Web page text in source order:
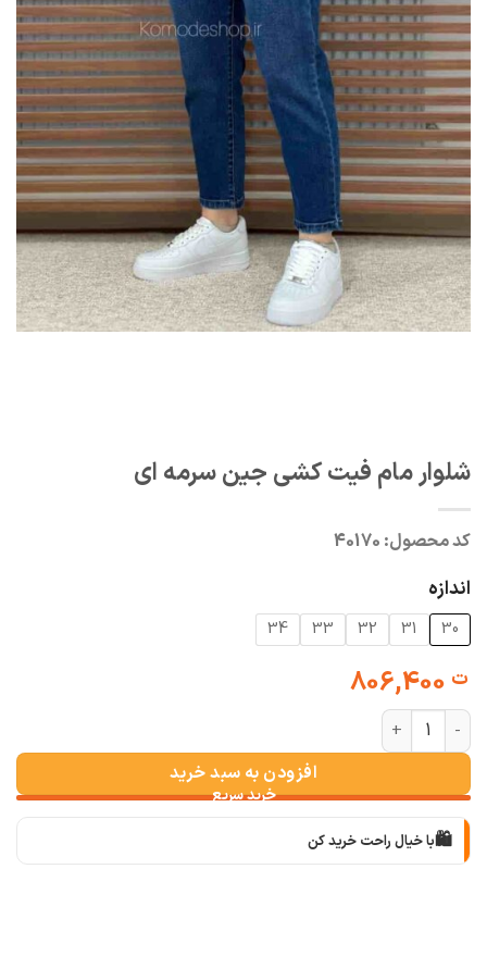
شلوار مام فیت کشی جین سرمه ای
کد محصول:40170
اندازه
30
31
32
33
34
ت806,400
شلوار مام فیت کشی جین سرمه ای عدد
افزودن به سبد خرید
🛍️با خیال راحت خرید کن